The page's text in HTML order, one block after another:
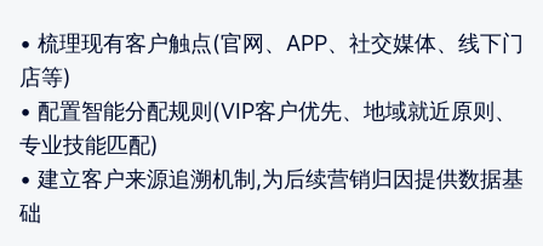
• 梳理现有客户触点(官网、APP、社交媒体、线下门
店等)
• 配置智能分配规则(VIP客户优先、地域就近原则、
专业技能匹配)
• 建立客户来源追溯机制,为后续营销归因提供数据基
础